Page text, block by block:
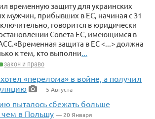
временную защиту для украинских
мужчин, прибывших в ЕС, начиная с 31
говорится в юридически
Совета ЕС, имеющимся в
защита в ЕС <...> должна
к тем, кто выполни...
закон и право
«перелома» в войне, а получил
— 5 Августа
пыталось сбежать больше
чем в Польшу — 20 Января